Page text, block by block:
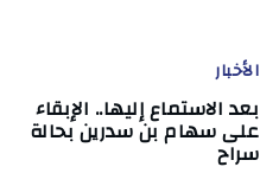
الأخبار
بعد الاستماع إليها.. الإبقاء
على سهام بن سدرين بحالة
سراح